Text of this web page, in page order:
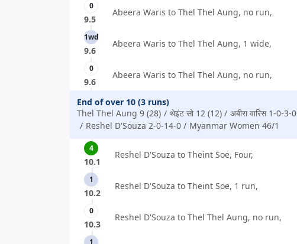
0
9.5
Abeera Waris to Thel Thel Aung, no run,
1wd
9.6
Abeera Waris to Thel Thel Aung, 1 wide,
0
9.6
Abeera Waris to Thel Thel Aung, no run,
End of over 10 (3 runs)
Thel Thel Aung 9 (28)
थेइंट सो 12 (12)
अबीरा वारिस 1-0-3-0
Reshel D'Souza 2-0-14-0
Myanmar Women 46/1
4
10.1
Reshel D'Souza to Theint Soe, Four,
1
10.2
Reshel D'Souza to Theint Soe, 1 run,
0
10.3
Reshel D'Souza to Thel Thel Aung, no run,
1